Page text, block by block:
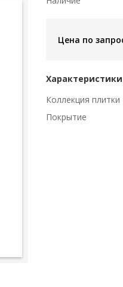
Цена по
Характеристики
Коллекция плитки
Покрытие